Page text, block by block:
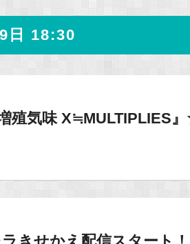
日 18:30
殖気味 X≒MULTIPLIES